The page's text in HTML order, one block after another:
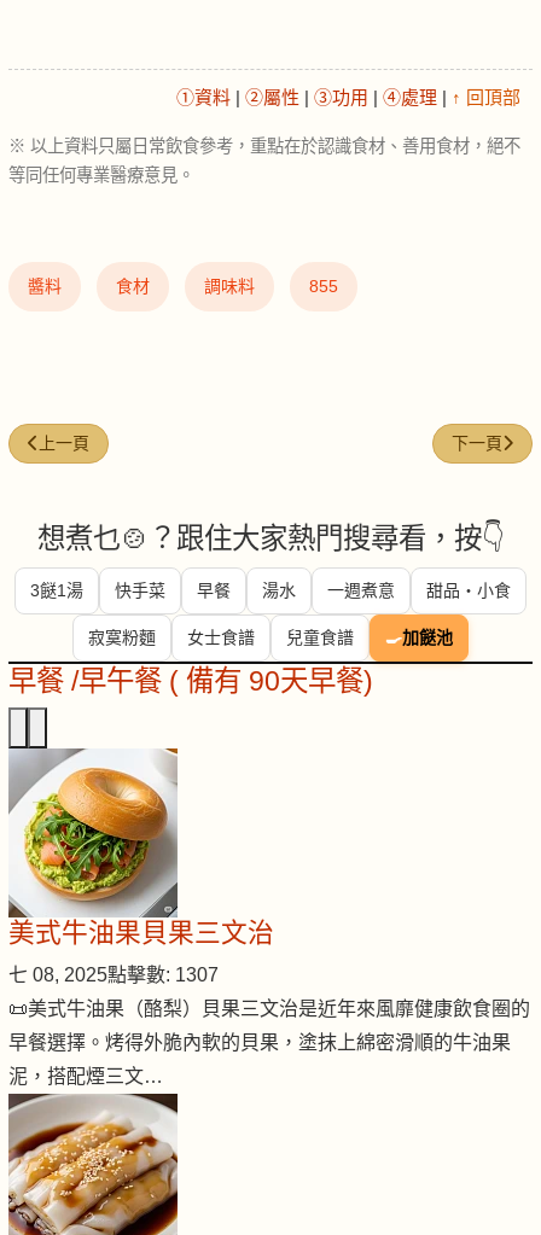
①資料 | ②屬性 | ③功用 | ④處理 | ↑ 回頂部
※ 以上資料只屬日常飲食參考，重點在於認識食材、善用食材，絕不
等同任何專業醫療意見。
醬料 食材 調味料 855
上一篇文章: 椰奶 (Coconut milk)
上一頁 下一篇文
下一頁
想煮乜🍲？跟住大家熱門搜尋看，按👇
3餸1湯 快手菜 早餐 湯水 一週煮意 甜品・小食
寂寞粉麵 女士食譜 兒童食譜 🍳加餸池
早餐 /早午餐 ( 備有 90天早餐)
美式牛油果貝果三文治
七 08, 2025點擊數: 1307
📜美式牛油果（酪梨）貝果三文治是近年來風靡健康飲食圈的
早餐選擇。烤得外脆內軟的貝果，塗抹上綿密滑順的牛油果
泥，搭配煙三文…